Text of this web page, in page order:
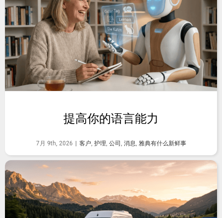
提高你的语言能力
7月 9th, 2026 客户, 护理, 公司 , 消息, 雅典有什么新鲜事